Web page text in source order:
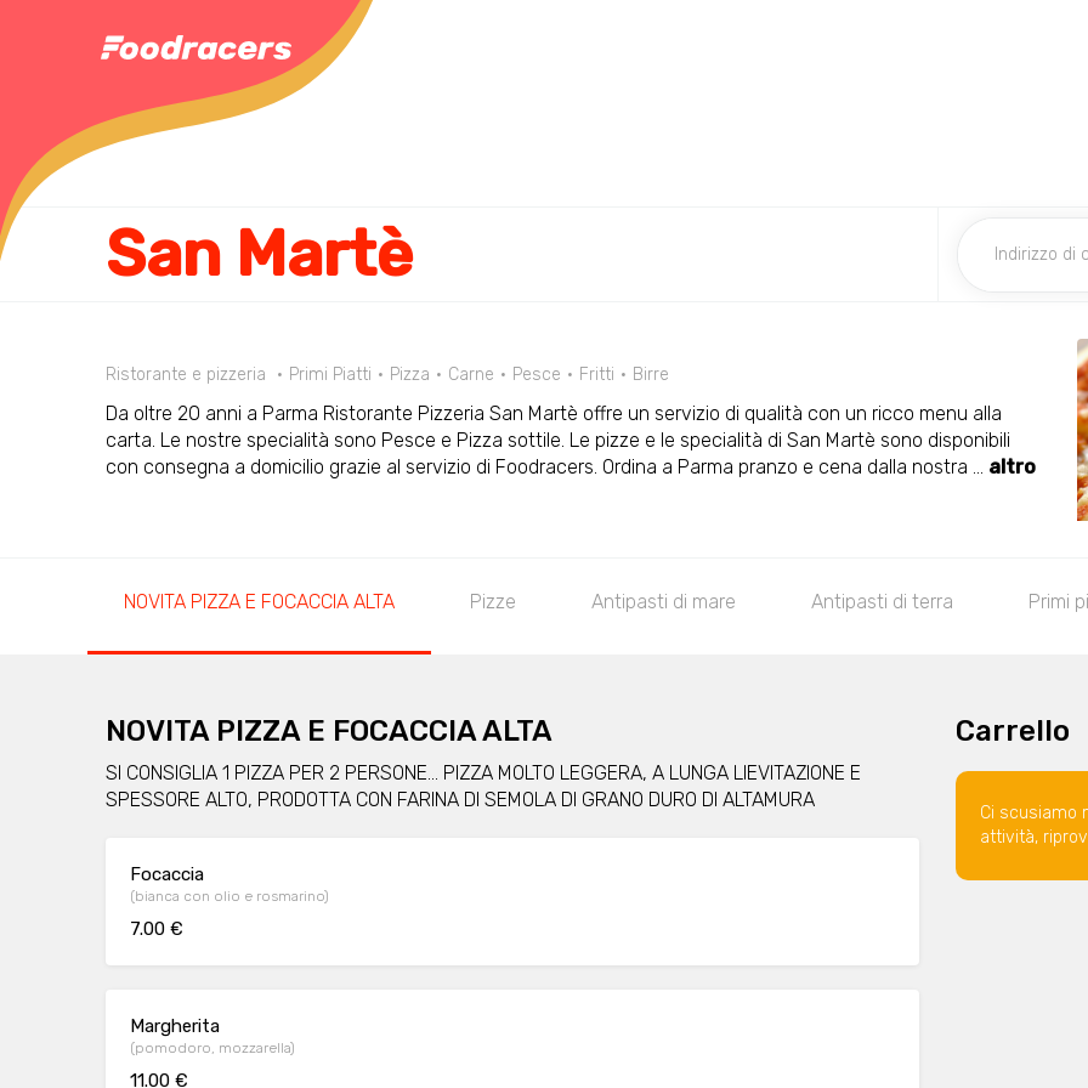
San Martè
Ristorante e pizzeria Primi Piatti Pizza Carne Pesce Fritti Birre
Da oltre 20 anni a Parma Ristorante Pizzeria San Martè offre un servizio di qualità con un ricco menu alla
carta. Le nostre specialità sono Pesce e Pizza sottile. Le pizze e le specialità di San Martè sono disponibili
con consegna a domicilio grazie al servizio di Foodracers. Ordina a Parma pranzo e cena dalla nostra ... altro
NOVITA PIZZA E FOCACCIA ALTA Pizze Antipasti di mare Antipasti di terra Primi
NOVITA PIZZA E FOCACCIA ALTA
SI CONSIGLIA 1 PIZZA PER 2 PERSONE... PIZZA MOLTO LEGGERA, A LUNGA LIEVITAZIONE E
SPESSORE ALTO, PRODOTTA CON FARINA DI SEMOLA DI GRANO DURO DI ALTAMURA
Focaccia
(bianca con olio e rosmarino)
7.00 €
Margherita
(pomodoro, mozzarella)
11.00 €
Carrello
Ci scusiamo
attività,